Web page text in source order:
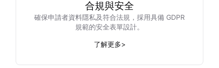
合規與安全
確保申請者資料隱私及符合法規，採用具備 GDPR
規範的安全表單設計。
了解更多>